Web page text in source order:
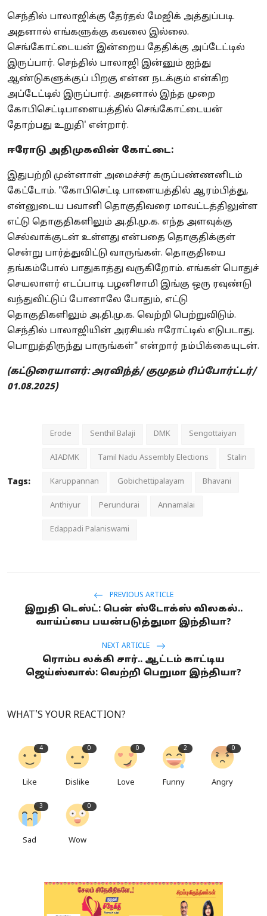
செந்தில் பாலாஜிக்கு தேர்தல் மேஜிக் அத்துப்படி.
அதனால் எங்களுக்கு கவலை இல்லை.
செங்கோட்டையன் இன்றைய தேதிக்கு அப்டேட்டில்
இருப்பார். செந்தில் பாலாஜி இன்னும் ஐந்து
ஆண்டுகளுக்குப் பிறகு என்ன நடக்கும் என்கிற
அப்டேட்டில் இருப்பார். அதனால் இந்த முறை
கோபிசெட்டிபாளையத்தில் செங்கோட்டையன்
தோற்பது உறுதி' என்றார்.
ஈரோடு அதிமுகவின் கோட்டை:
இதுபற்றி முன்னாள் அமைச்சர் கருப்பண்ணனிடம்
கேட்டோம். "கோபிசெட்டி பாளையத்தில் ஆரம்பித்து,
என்னுடைய பவானி தொகுதிவரை மாவட்டத்திலுள்ள
எட்டு தொகுதிகளிலும் அ.தி.மு.க. எந்த அளவுக்கு
செல்வாக்குடன் உள்ளது என்பதை தொகுதிக்குள்
சென்று பார்த்துவிட்டு வாருங்கள். தொகுதியை
தங்கம்போல் பாதுகாத்து வருகிறோம். எங்கள் பொதுச்
செயலாளர் எடப்பாடி பழனிசாமி இங்கு ஒரு ரவுண்டு
வந்துவிட்டுப் போனாலே போதும், எட்டு
தொகுதிகளிலும் அ.தி.மு.க. வெற்றி பெற்றுவிடும்.
செந்தில் பாலாஜியின் அரசியல் ஈரோட்டில் எடுபடாது.
பொறுத்திருந்து பாருங்கள்" என்றார் நம்பிக்கையுடன்.
(கட்டுரையாளர்: அரவிந்த்/ குமுதம் ரிப்போர்ட்டர்/
01.08.2025)
Tags:
Erode Senthil Balaji DMK Sengottaiyan
AIADMK Tamil Nadu Assembly Elections Stalin
Karuppannan Gobichettipalayam Bhavani
Anthiyur Perundurai Annamalai
Edappadi Palaniswami
PREVIOUS ARTICLE
இறுதி டெஸ்ட்: பென் ஸ்டோக்ஸ் விலகல்..
வாய்ப்பை பயன்படுத்துமா இந்தியா?
NEXT ARTICLE
ரொம்ப லக்கி சார்.. ஆட்டம் காட்டிய
ஜெய்ஸ்வால்: வெற்றி பெறுமா இந்தியா?
WHAT'S YOUR REACTION?
4
Like
0
Dislike
0
Love
2
Funny
0
Angry
3
Sad
0
Wow